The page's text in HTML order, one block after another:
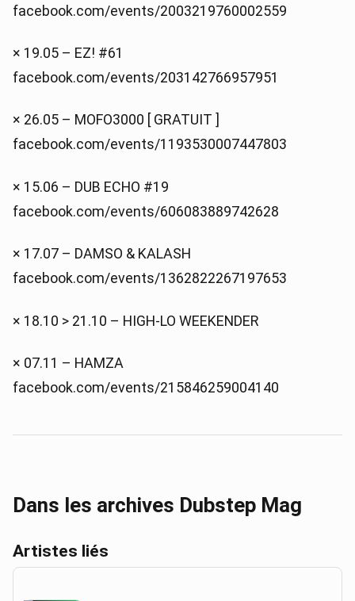
facebook.com/events/2003219760002559
× 19.05 – EZ! #61
facebook.com/events/203142766957951
× 26.05 – MOFO3000 [ GRATUIT ]
facebook.com/events/1193530007447803
× 15.06 – DUB ECHO #19
facebook.com/events/606083889742628
× 17.07 – DAMSO & KALASH
facebook.com/events/1362822267197653
× 18.10 > 21.10 – HIGH-LO WEEKENDER
× 07.11 – HAMZA
facebook.com/events/215846259004140
Dans les archives Dubstep Mag
Artistes liés